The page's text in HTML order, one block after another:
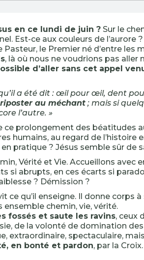
en ce lundi de juin ? Sur le
Est-ce aux couleurs de l’aurore ?
Pasteur, le Premier né d’entre les
, là où nous ne voudrions pas aller
d’aller sans cet appel
a été dit : œil pour œil, dent
au méchant ; mais si
l’autre. »
prolongement des béatitudes
humains, au regard de l’histoire
pratique ? Jésus semble sûr de
Vérité et Vie. Accueillons avec
si abrupts, en ces écarts si
? Démission ?
ce qu’il enseigne. Il donne corps
ensemble chemin, vie, vérité.
fossés et saute les ravins, ceux
de la volonté de domination
extraordinaire, spectaculaire, mais
en bonté et pardon, par la Croix.